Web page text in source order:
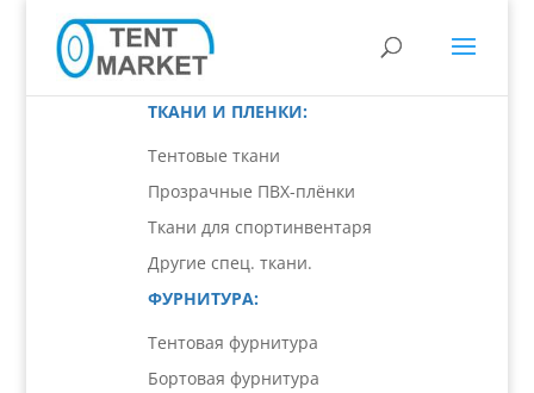
ТКАНИ И ПЛЕНКИ:
Тентовые ткани
Прозрачные ПВХ-плёнки
Ткани для спортинвентаря
Другие спец. ткани.
ФУРНИТУРА:
Тентовая фурнитура
Бортовая фурнитура